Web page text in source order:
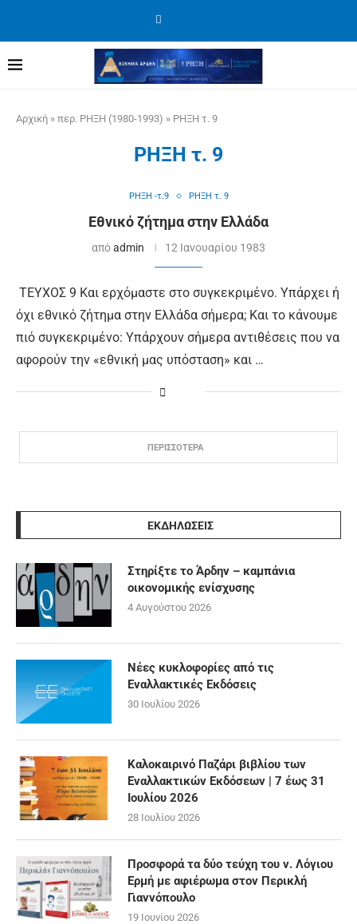
Αρχική » περ. ΡΗΞΗ (1980-1993) » ΡΗΞΗ τ. 9
ΡΗΞΗ τ. 9
ΡΗΞΗ -τ.9 ΡΗΞΗ τ. 9
Εθνικό ζήτημα στην Ελλάδα
απόadmin 12 Ιανουαρίου 1983
ΤΕΥΧΟΣ 9 Και ερχόμαστε στο συγκεκριμένο. Υπάρχει ή
όχι εθνικό ζήτημα στην Ελλάδα σήμερα; Και το κάνουμε
πιό συγκεκριμένο: Υπάρχουν σήμερα αντιθέ­σεις που να
αφορούν την «εθνική μας υπόσταση» και …
ΠΕΡΙΣΣΟΤΕΡΑ
ΕΚΔΗΛΩΣΕΙΣ
Στηρίξτε το Άρδην – καμπάνια
οικονομικής ενίσχυσης
4 Αυγούστου 2026
Νέες κυκλοφορίες από τις
Εναλλακτικές Εκδόσεις
30 Ιουλίου 2026
Καλοκαιρινό Παζάρι βιβλίου των
Εναλλακτικών Εκδόσεων | 7 έως 31
Ιουλίου 2026
28 Ιουλίου 2026
Προσφορά τα δύο τεύχη του ν. Λόγιου
Ερμή με αφιέρωμα στον Περικλή
Γιαννόπουλο
19 Ιουνίου 2026